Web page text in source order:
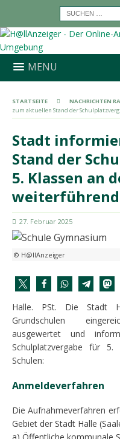
MENU
STARTSEITE NACHRICHTEN
zum aktuellen Stand der
Stadt
Stand der
5. Klassen an
27. Februar 2025
© H@llAnzeiger
Halle. PSt. Die Stadt
Grundschulen
ausgewertet und
Schulplatzvergabe für
Schulen:
Anmeldeverfahren
Die Aufnahmeverfahren
Gebiet der Stadt Halle